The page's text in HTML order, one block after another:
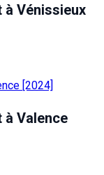
à Vénissieux
à Valence